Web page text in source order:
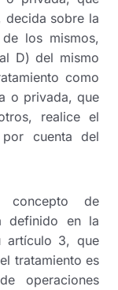
decida sobre la
los mismos,
D) del mismo
como
o privada, que
realice el
cuenta del
concepto de
definido en la
artículo 3, que
tratamiento es
operaciones